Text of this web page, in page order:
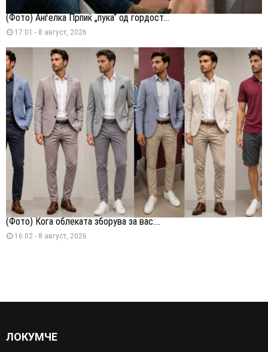
(Фото) Анѓелка Прпиќ „пука“ од гордост...
17:01 - 8 август, 2026
(Фото) Кога облеката зборува за вас:...
16:02 - 8 август, 2026
ЛОКУМЧЕ